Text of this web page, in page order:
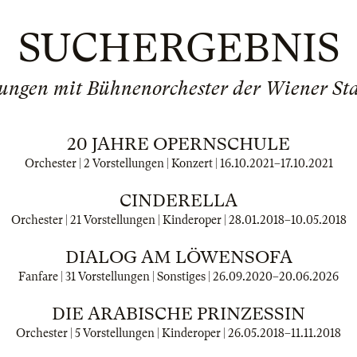
SUCHERGEBNIS
mit Bühnenorchester der Wiener
20 JAHRE OPERNSCHULE
Orchester | 2 Vorstellungen | Konzert | 16.10.2021–17.10.2021
CINDERELLA
Orchester | 21 Vorstellungen | Kinderoper | 28.01.2018–10.05.2018
DIALOG AM LÖWENSOFA
Fanfare | 31 Vorstellungen | Sonstiges | 26.09.2020–20.06.2026
DIE ARABISCHE PRINZESSIN
Orchester | 5 Vorstellungen | Kinderoper | 26.05.2018–11.11.2018